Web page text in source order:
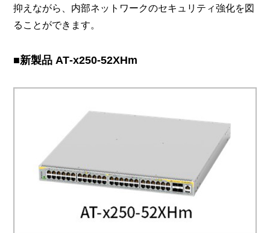
抑えながら、内部ネットワークのセキュリティ強化を図
ることができます。
■新製品 AT‑x250‑52XHm